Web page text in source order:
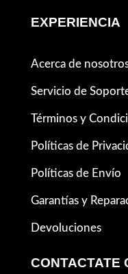
EXPERIENCIA
Acerca de
Servicio de
Términos y
Políticas de
Políticas de Envío
Garantías y
Devoluciones
CONTACTATE